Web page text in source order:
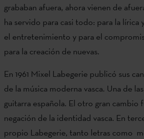
grababan afuera, ahora vienen de
ha servido para casi todo: para la lírica
el entretenimiento y para el
para la creación de nuevas.
En 1961 Mixel Labegerie publicó sus
de la música moderna vasca. Una de
guitarra española. El otro gran
negación de la identidad vasca. En
propio Labegerie, tanto letras como